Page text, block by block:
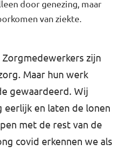
door genezing, maar
van ziekte.
zijn
Maar hun werk
gewaardeerd. Wij
eerlijk en laten de lonen
met de rest van de
covid erkennen we als